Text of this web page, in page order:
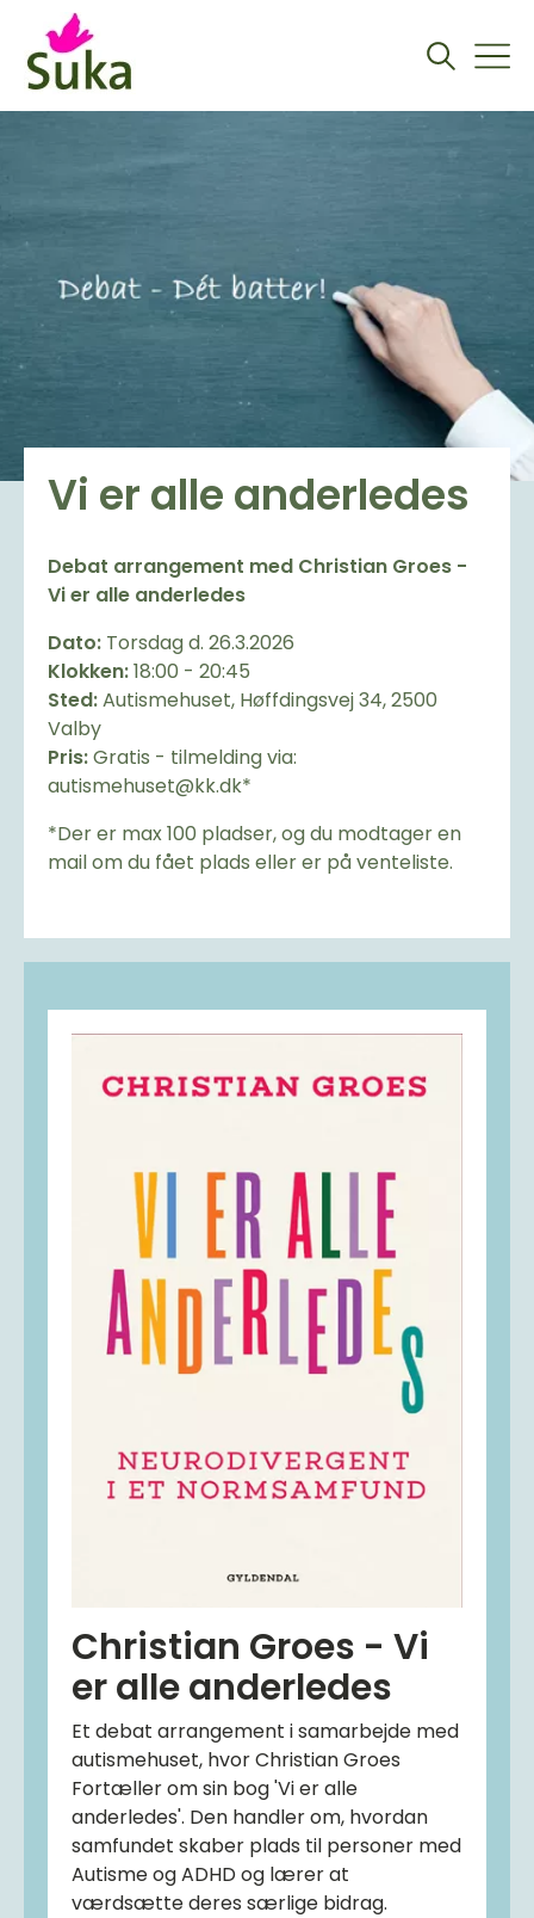
Vi er alle anderledes
Debat arrangement med Christian Groes -
Vi er alle anderledes
Dato: Torsdag d. 26.3.2026
Klokken:18:00 - 20:45
Sted:Autismehuset, Høffdingsvej 34, 2500
Valby
Pris:Gratis - tilmelding via:
autismehuset@kk.dk*
*Der er max 100 pladser, og du modtager en
mail om du fået plads eller er på venteliste.
Christian Groes - Vi
er alle anderledes
Et debat arrangement i samarbejde med
autismehuset, hvor Christian Groes
Fortæller om sin bog 'Vi er alle
anderledes'. Den handler om, hvordan
samfundet skaber plads til personer med
Autisme og ADHD og lærer at
værdsætte deres særlige bidrag.